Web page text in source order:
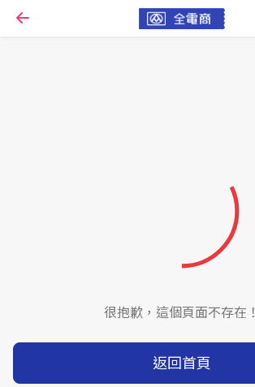
很抱歉，這個頁面不存在！
返回首頁